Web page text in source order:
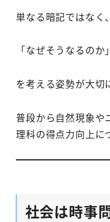
単なる暗記ではなく、
「なぜそうなるのか」
を考える姿勢が大切
普段から自然現象や
理科の得点力向上に
社会は時事